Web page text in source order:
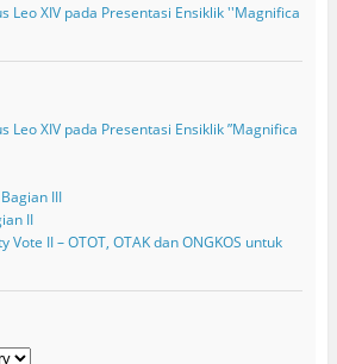
Leo XIV pada Presentasi Ensiklik ''Magnifica
Leo XIV pada Presentasi Ensiklik ”Magnifica
III
II
II – OTOT, OTAK dan ONGKOS untuk